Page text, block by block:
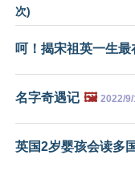
次)
呵！揭宋祖英一生最
名字奇遇记 🖼️ 2022/
英国2岁婴孩会读多